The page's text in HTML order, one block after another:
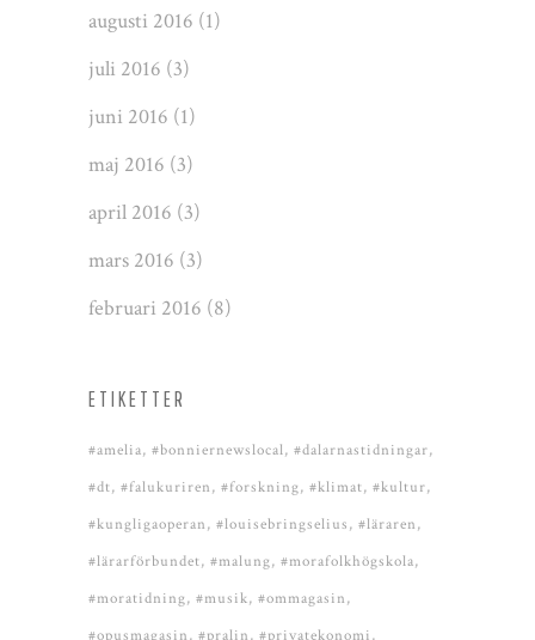
augusti 2016 (1)
juli 2016 (3)
juni 2016 (1)
maj 2016 (3)
april 2016 (3)
mars 2016 (3)
februari 2016 (8)
ETIKETTER
#amelia #bonniernewslocal #dalarnastidningar
#dt #falukuriren #forskning #klimat #kultur
#kungligaoperan #louisebringselius #läraren
#lärarförbundet #malung #morafolkhögskola
#moratidning #musik #ommagasin
#opusmagasin #pralin #privatekonomi